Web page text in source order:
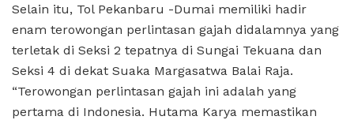
Selain itu, Tol Pekanbaru -Dumai memiliki hadir
enam terowongan perlintasan gajah didalamnya yang
terletak di Seksi 2 tepatnya di Sungai Tekuana dan
Seksi 4 di dekat Suaka Margasatwa Balai Raja.
“Terowongan perlintasan gajah ini adalah yang
pertama di Indonesia. Hutama Karya memastikan